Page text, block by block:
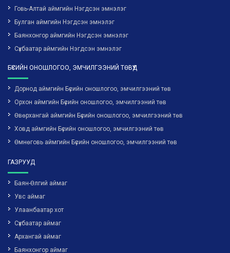
Говь-Алтай аймгийн Нэгдсэн эмнэлэг
Булган аймгийн Нэгдсэн эмнэлэг
Баянхонгор аймгийн Нэгдсэн эмнэлэг
Сүхбаатар аймгийн Нэгдсэн эмнэлэг
БҮСИЙН ОНОШЛОГОО, ЭМЧИЛГЭЭНИЙ ТӨВҮҮД
Дорнод аймгийн Бүсийн оношлогоо, эмчилгээний төв
Орхон аймгийн Бүсийн оношлогоо, эмчилгээний төв
Өвөрхангай аймгийн Бүсийн оношлогоо, эмчилгээний төв
Ховд аймгийн Бүсийн оношлогоо, эмчилгээний төв
Өмнөговь аймгийн Бүсийн оношлогоо, эмчилгээний төв
ГАЗРУУД
Баян-Өлгий аймаг
Увс аймаг
Улаанбаатар хот
Сүхбаатар аймаг
Архангай аймаг
Баянхонгор аймаг